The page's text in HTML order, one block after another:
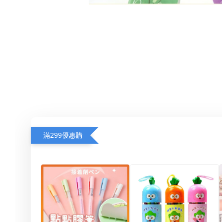
滿299優惠購